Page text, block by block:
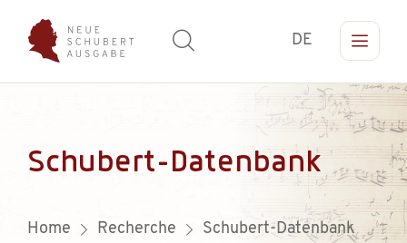
DE
Schubert-Datenbank
Home Recherche Schubert-Datenbank